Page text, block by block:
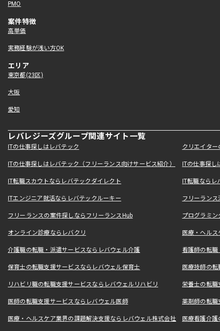
PMO
案件特徴
高単価
実務経験が浅い方OK
エリア
東京都(23区)
大阪
愛知
レバレジーズグループ関連サイト一覧
ITの仕事探しはレバテック クリエイタ
ITの仕事探しはレバテック（フリーランス向けサービス紹介） ITの仕事探
IT転職スカウトならレバテックダイレクト IT転職なら
ITエンジニア就活ならレバテックルーキー フリーラン
フリーランスの案件探しならフリーランスHub プログラミ
オンライン診療ならレバクリ 医療・ヘル
介護職の転職・派遣サービスならレバウェル介護 看護師の転
保育士の転職支援サービスならレバウェル保育士 医療技師の
リハビリ職の転職支援サービスならレバウェルリハビリ 栄養士の転
医師の転職支援サービスならレバウェル医師 薬剤師の転
医療・ヘルスケア業界の課題解決支援ならレバウェル株式会社 医療看護介